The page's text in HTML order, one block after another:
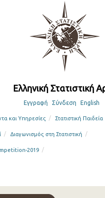
Ελληνική Στατιστική
Εγγραφή Σύνδεση English
και Υπηρεσίες / Στατιστική Παιδεία
/ Διαγωνισμός στη Στατιστική /
2019 /